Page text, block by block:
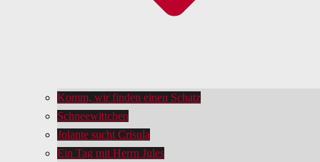
Komm, wir finden einen Schatz
Schneewittchen
Jolante sucht Crisula
Ein Tag mit Herrn Jules